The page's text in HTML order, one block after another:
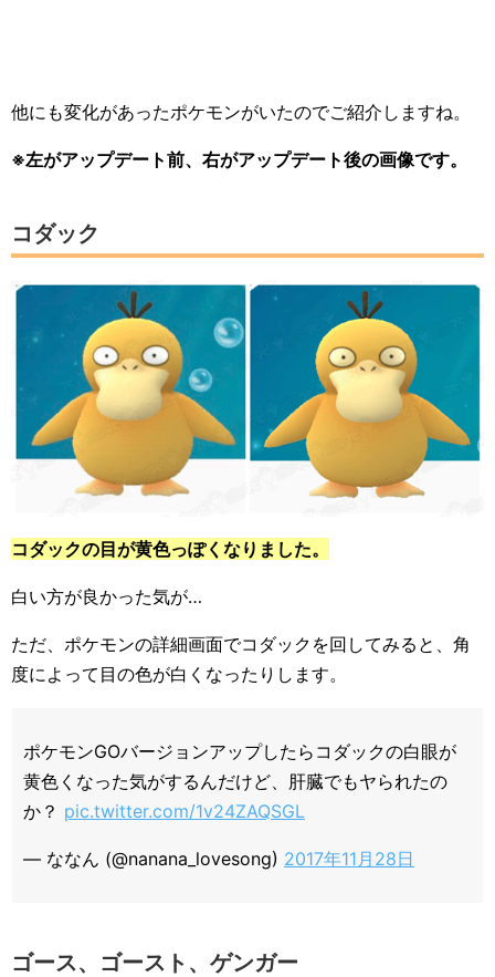
他にも変化があったポケモンがいたのでご紹介しますね。
※左がアップデート前、右がアップデート後の画像です。
コダック
コダックの目が黄色っぽくなりました。
白い方が良かった気が…
ただ、ポケモンの詳細画面でコダックを回してみると、角
度によって目の色が白くなったりします。
ポケモンGOバージョンアップしたらコダックの白眼が
黄色くなった気がするんだけど、肝臓でもヤられたの
か？ pic.twitter.com/1v24ZAQSGL
— ななん (@nanana_lovesong) 2017年11月28日
ゴース、ゴースト、ゲンガー